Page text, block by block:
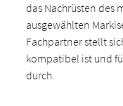
das Nachrüsten des
ausgewählten
Fachpartner stellt
kompatibel ist und
durch.